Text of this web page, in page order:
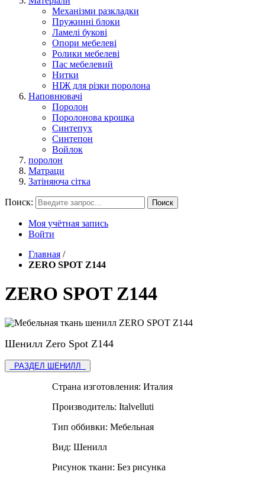
Механізми разкладки
Пружинні блоки
Ламелі букові
Опори мебелеві
Ролики мебелеві
Пас мебелевий
Нитки
НІЖ для різки поролона
Наповнювачі
Поролон
Поролонова крошка
Синтепух
Синтепон
Войлок
поролон
Матраци
Затіняюча сітка
Поиск: Поиск
Моя учётная запись
Войти
Главная /
ZERO SPOT Z144
ZERO SPOT Z144
Шенилл Zero Spot Z144
РАЗДЕЛ ШЕНИЛЛ
Страна изготовления: Италия
Производитель: Italvelluti
Тип оббивки: Мебельная
Вид: Шенилл
Рисунок ткани: Без рисунка